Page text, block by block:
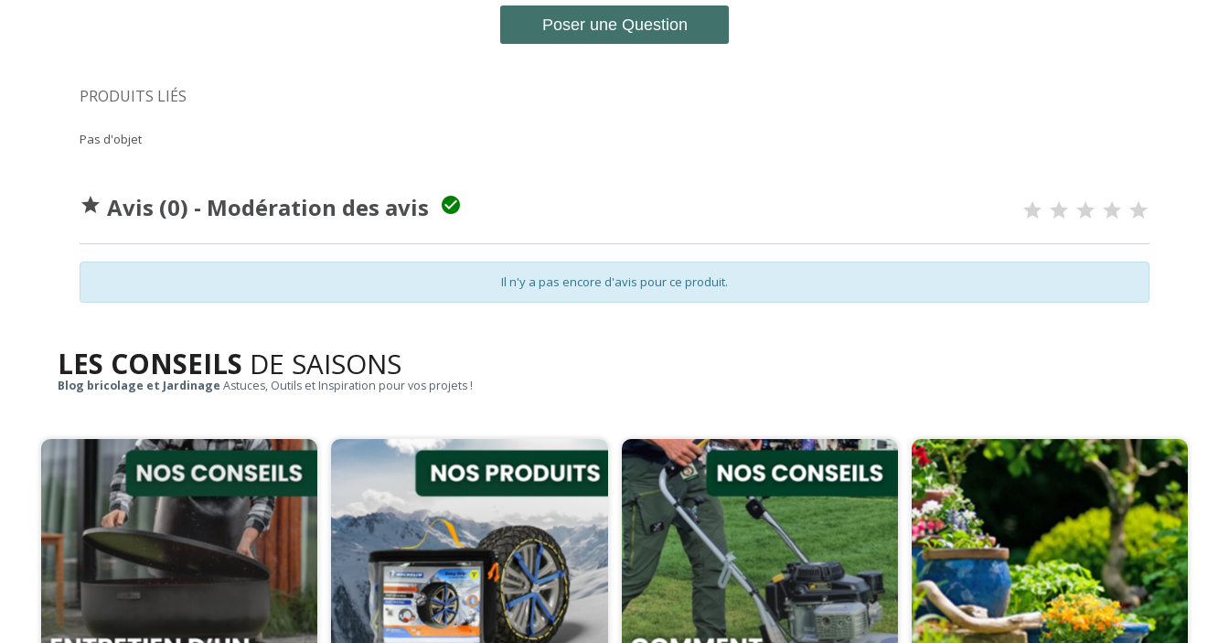
Poser une Question
PRODUITS LIÉS
Pas d'objet
 Avis (0) - Modération des avis 
Il n'y a pas encore d'avis pour ce produit.
LES CONSEILS DE SAISONS
Blog bricolage et Jardinage Astuces, Outils et Inspiration pour vos projets !